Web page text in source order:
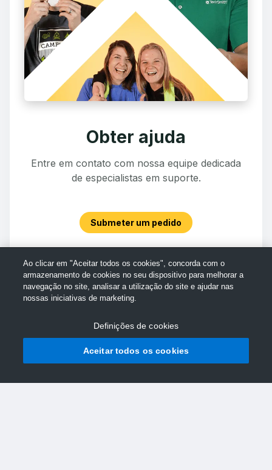
Obter ajuda
Entre em contato com nossa equipe dedicada
de especialistas em suporte.
Submeter um pedido
Ao clicar em "Aceitar todos os cookies", concorda com o
armazenamento de cookies no seu dispositivo para melhorar a
navegação no site, analisar a utilização do site e ajudar nas
nossas iniciativas de marketing.
Definições de cookies
Aceitar todos os cookies